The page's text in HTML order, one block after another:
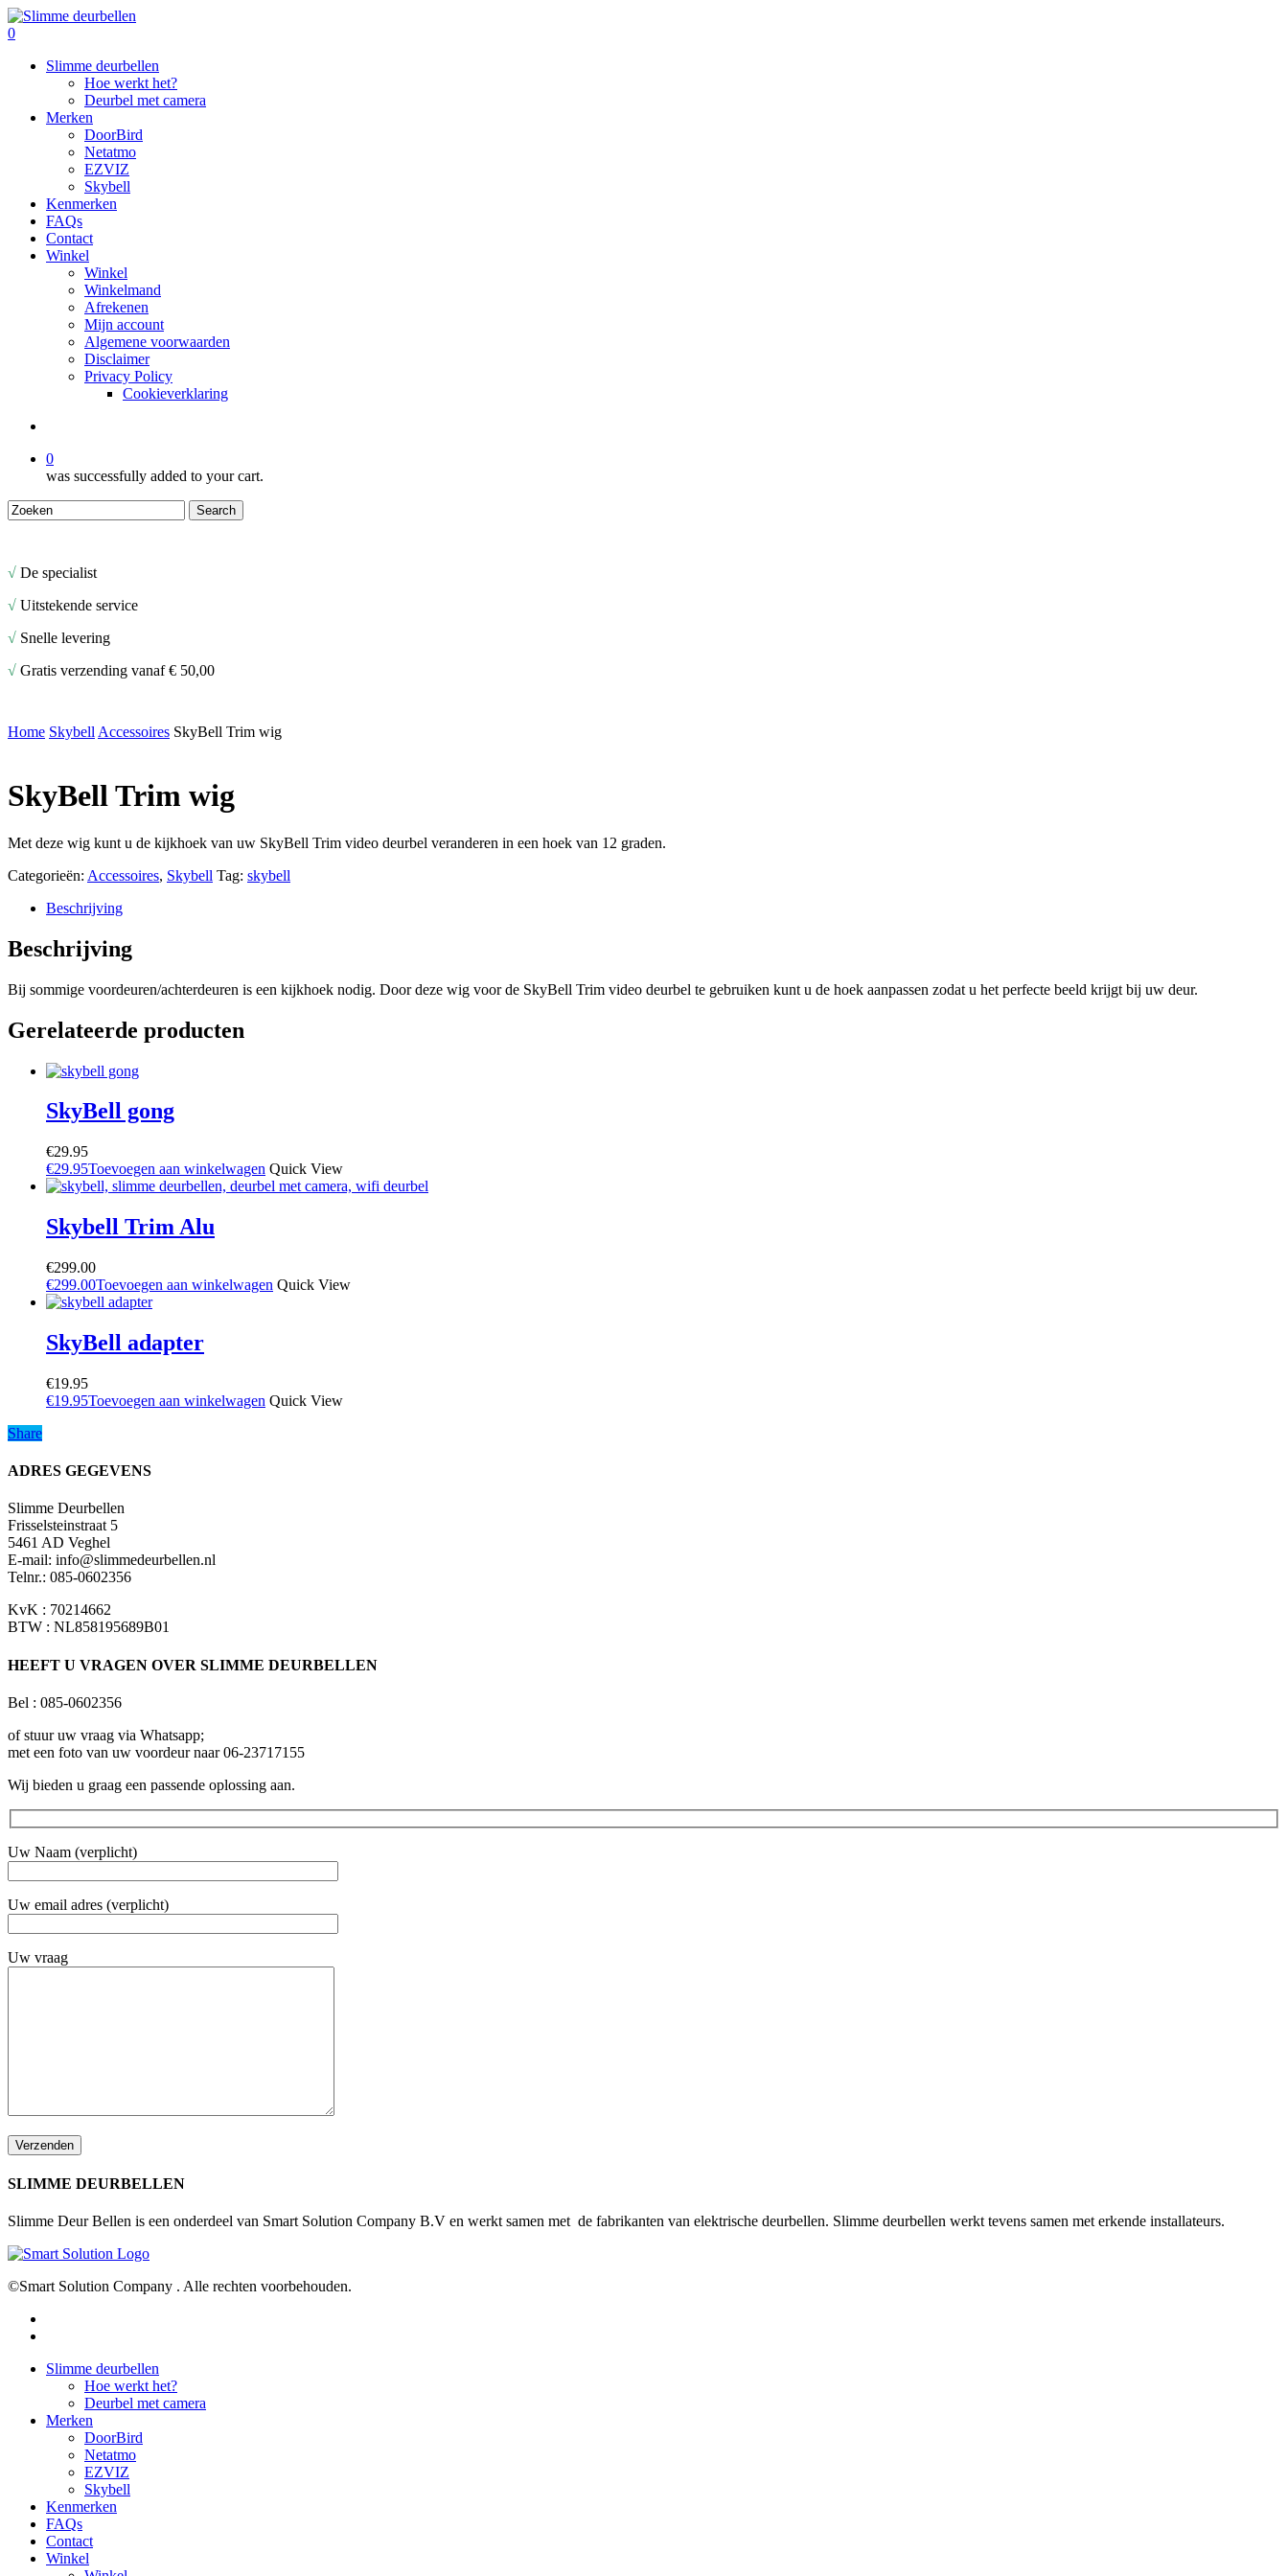
Skip
to
content
search
0
Slimme deurbellen
Hoe werkt het?
Deurbel met camera
Merken
DoorBird
Netatmo
EZVIZ
Skybell
Kenmerken
FAQs
Contact
Winkel
Winkel
Winkelmand
Afrekenen
Mijn account
Algemene voorwaarden
Disclaimer
Privacy Policy
Cookieverklaring
0
was successfully added to your cart.
Search
√ De specialist
√ Uitstekende service
√ Snelle levering
√ Gratis verzending vanaf € 50,00
Home Skybell Accessoires SkyBell Trim wig
SkyBell Trim wig
Met deze wig kunt u de kijkhoek van uw SkyBell Trim video deurbel veranderen in een hoek van 12 graden.
Categorieën: Accessoires, Skybell Tag: skybell
Beschrijving
Beschrijving
Bij sommige voordeuren/achterdeuren is een kijkhoek nodig. Door deze wig voor de SkyBell Trim video deurbel te gebruiken kunt u de hoek aanpassen zodat u het perfecte beeld krijgt bij uw deur.
Gerelateerde producten
SkyBell gong
€29.95
€29.95Toevoegen aan winkelwagen Quick View
Skybell Trim Alu
€299.00
€299.00Toevoegen aan winkelwagen Quick View
SkyBell adapter
€19.95
€19.95Toevoegen aan winkelwagen Quick View
Share
Share
ADRES GEGEVENS
Slimme Deurbellen
Frisselsteinstraat 5
5461 AD Veghel
E-mail: info@slimmedeurbellen.nl
Telnr.: 085-0602356
KvK : 70214662
BTW : NL858195689B01
HEEFT U VRAGEN OVER SLIMME DEURBELLEN
Bel : 085-0602356
of stuur uw vraag via Whatsapp;
met een foto van uw voordeur naar 06-23717155
Wij bieden u graag een passende oplossing aan.
Uw Naam (verplicht)
Uw email adres (verplicht)
Uw vraag
SLIMME DEURBELLEN
Slimme Deur Bellen is een onderdeel van Smart Solution Company B.V en werkt samen met de fabrikanten van elektrische deurbellen. Slimme deurbellen werkt tevens samen met erkende installateurs.
©Smart Solution Company . Alle rechten voorbehouden.
Close
Slimme deurbellen
Hoe werkt het?
Deurbel met camera
Merken
DoorBird
Netatmo
EZVIZ
Skybell
Kenmerken
FAQs
Contact
Winkel